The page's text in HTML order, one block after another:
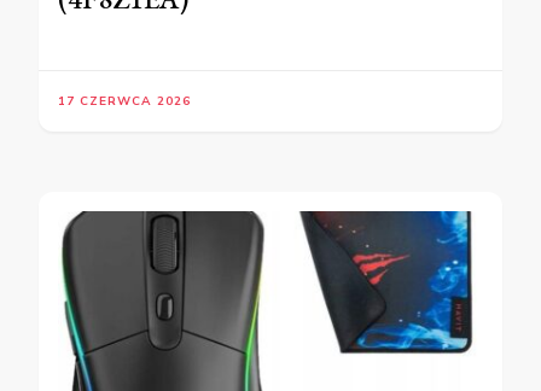
17 CZERWCA 2026